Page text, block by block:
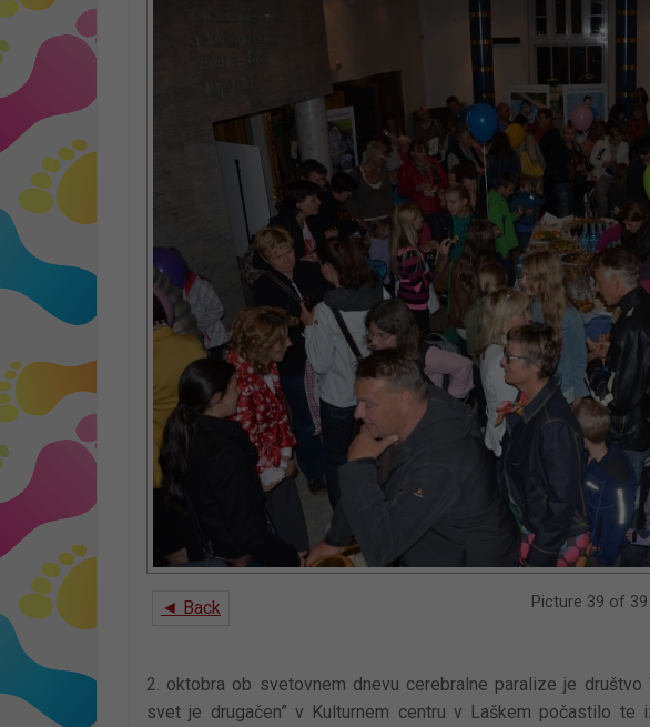
◄ Back Picture 39 of 39
2. oktobra ob svetovnem dnevu cerebralne paralize je
svet je drugačen” v Kulturnem centru v Laškem počastilo te